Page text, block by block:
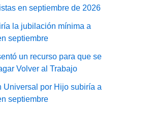
en septiembre de 2026
la jubilación mínima a
septiembre
un recurso para que se
Volver al Trabajo
Universal por Hijo subiría a
septiembre